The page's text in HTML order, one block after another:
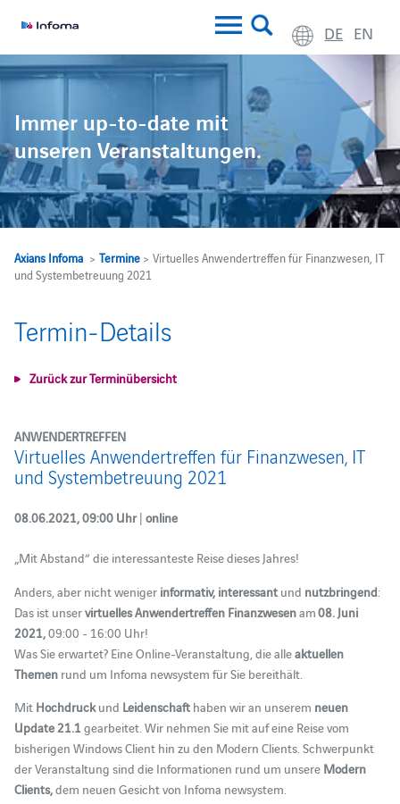
DE EN
Immer up-to-date mit
unseren Veranstaltungen.
Axians Infoma> Termine> Virtuelles Anwendertreffen für Finanzwesen, IT
und Systembetreuung 2021
Termin-Details
Zurück zur Terminübersicht
ANWENDERTREFFEN
Virtuelles Anwendertreffen für Finanzwesen, IT
und Systembetreuung 2021
08.06.2021, 09:00 Uhr| online
„Mit Abstand“ die interessanteste Reise dieses Jahres!
Anders, aber nicht weniger informativ, interessantund nutzbringend:
Das ist unservirtuelles Anwendertreffen Finanzwesenam08. Juni
2021,09:00 - 16:00 Uhr!
Was Sie erwartet? Eine Online-Veranstaltung, die alleaktuellen
Themenrund um Infoma newsystem für Sie bereithält.
Mit Hochdruckund Leidenschafthaben wir an unserem neuen
Update 21.1gearbeitet. Wir nehmen Sie mit auf eine Reise vom
bisherigen Windows Client hin zu den Modern Clients. Schwerpunkt
der Veranstaltung sind die Informationen rund um unsere Modern
Clients,dem neuen Gesicht von Infoma newsystem.